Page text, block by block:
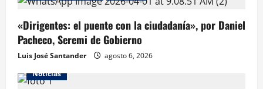
«Dirigentes: el puente con la ciudadanía», por Daniel
Pacheco, Seremi de Gobierno
Luis José Santander
agosto 6, 2026
Noticias